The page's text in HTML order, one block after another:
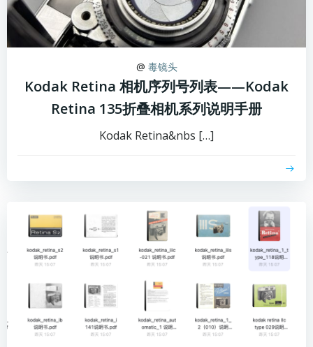
@ 毒镜头
Kodak Retina 相机序列号列表——Kodak
Retina 135折叠相机系列说明手册
Kodak Retina&nbs […]